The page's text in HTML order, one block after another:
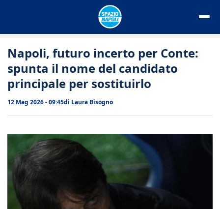
Napoli, futuro incerto per Conte:
spunta il nome del candidato
principale per sostituirlo
12 Mag 2026 - 09:45di Laura Bisogno